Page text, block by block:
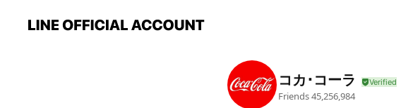
コカ･コーラ
Friends45,256,984